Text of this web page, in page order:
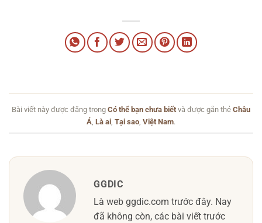
Bài viết này được đăng trong Có thể bạn chưa biếtvà được gắn thẻ Châu
Á, Là ai, Tại sao, Việt Nam.
GGDIC
Là web ggdic.com trước đây. Nay
đã không còn, các bài viết trước